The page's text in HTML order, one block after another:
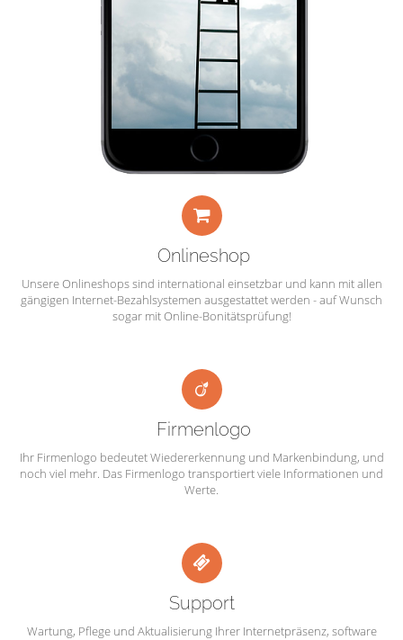
Onlineshop
Unsere Onlineshops sind international einsetzbar und kann mit allen
gängigen Internet-Bezahlsystemen ausgestattet werden - auf Wunsch
sogar mit Online-Bonitätsprüfung!
Firmenlogo
Ihr Firmenlogo bedeutet Wiedererkennung und Markenbindung, und
noch viel mehr. Das Firmenlogo transportiert viele Informationen und
Werte.
Support
Wartung, Pflege und Aktualisierung Ihrer Internetpräsenz, software